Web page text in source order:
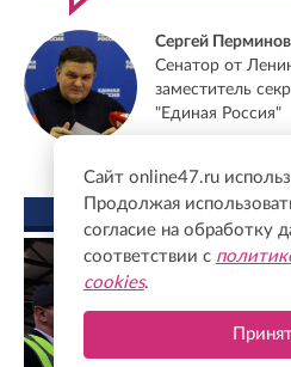
Сергей Перминов
Сенатор от
заместитель
"Единая Россия"
ФОТО
Сайт online47.ru
Продолжая
согласие на обработку
соответствии с
cookies.